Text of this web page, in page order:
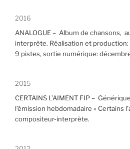
2016
ANALOGUE – Album de chansons,
interprète. Réalisation et production:
9 pistes, sortie numérique:
2015
CERTAINS L’AIMENT FIP –
l’émission hebdomadaire « Certains
compositeur-interprète.